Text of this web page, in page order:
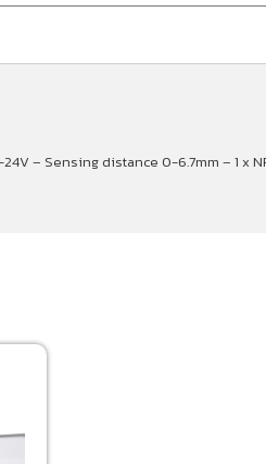
– Sensing distance 0-6.7mm – 1 x